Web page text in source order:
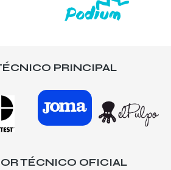
PRINCIPAL
TÉCNICO OFICIAL